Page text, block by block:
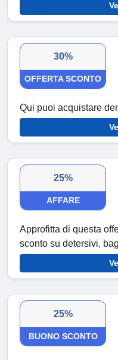
30%
OFFERTA SCONTO
Qui puoi acquistare
25%
AFFARE
Approfitta di questa
sconto su detersivi,
25%
BUONO SCONTO